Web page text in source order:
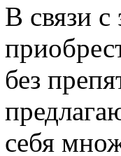
В связи с
без
себя